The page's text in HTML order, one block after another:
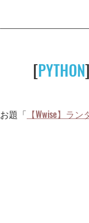
[PYTHON
お題「 【Wwise】ラ